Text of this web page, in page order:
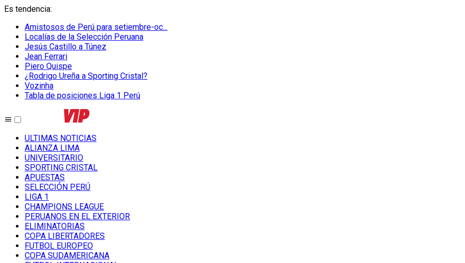
Es tendencia:
Amistosos de Perú para setiembre-oc...
Localías de la Selección Peruana
Jesús Castillo a Túnez
Jean Ferrari
Piero Quispe
¿Rodrigo Ureña a Sporting Cristal?
Vozinha
Tabla de posiciones Liga 1 Perú
ULTIMAS NOTICIAS
ALIANZA LIMA
UNIVERSITARIO
SPORTING CRISTAL
APUESTAS
SELECCIÓN PERÚ
LIGA 1
CHAMPIONS LEAGUE
PERUANOS EN EL EXTERIOR
ELIMINATORIAS
COPA LIBERTADORES
FUTBOL EUROPEO
COPA SUDAMERICANA